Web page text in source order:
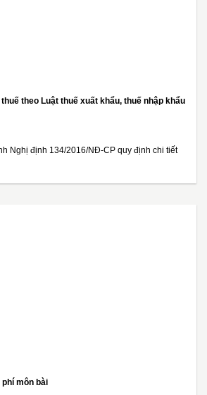
theo Luật thuế xuất khẩu, thuế nhập khẩu
Nghị định 134/2016/NĐ-CP quy định chi tiết
môn bài